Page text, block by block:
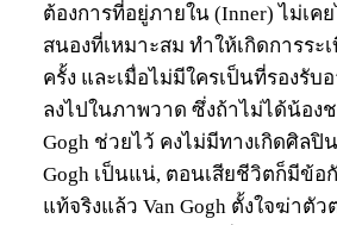
ต้องการที่อยู่ภายใน (Inner) ไม่เค
สนองที่เหมาะสม ทำให้เกิดการระ
ครั้ง และเมื่อไม่มีใครเป็นที่รองรั
ลงไปในภาพวาด ซึ่งถ้าไม่ได้น้องช
Gogh ช่วยไว้ คงไม่มีทางเกิดศิลปิ
Gogh เป็นแน่, ตอนเสียชีวิตก็มีข้อ
แท้จริงแล้ว Van Gogh ตั้งใจฆ่าตั